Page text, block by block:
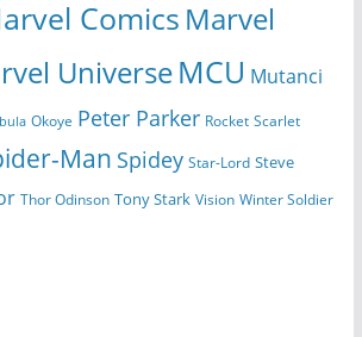
Comics Marvel
UniverseMCU Mutanci
Okoye Peter Parker Rocket Scarlet
Man Spidey Star-Lord Steve
Thor Odinson Tony Stark Vision Winter Soldier